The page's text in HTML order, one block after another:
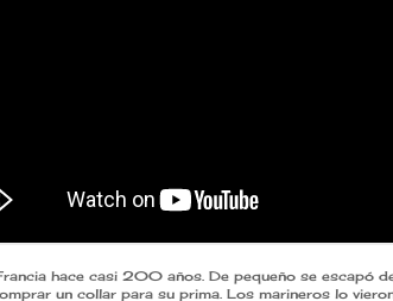
hace casi 200 años. De pequeño se escapó
un collar para su prima. Los marineros lo